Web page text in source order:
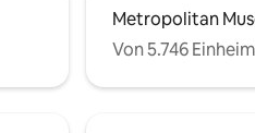
Metropolitan
Von 5.746